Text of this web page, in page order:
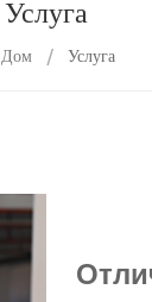
Услуга
Дом / Услуга